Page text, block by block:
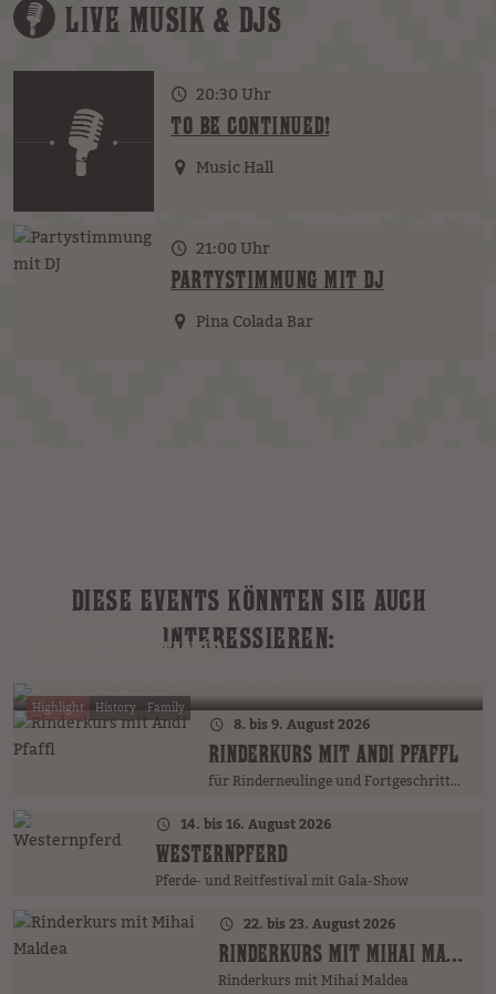
LIVE MUSIK & DJS
20:30 Uhr
TO BE CONTINUED!
Music Hall
21:00 Uhr
PARTYSTIMMUNG MIT DJ
Pina Colada Bar
DIESE EVENTS KÖNNTEN SIE AUCH
INTERESSIEREN:
31. Juli bis 9. August 2026
TAGE DER INDIANER
Indianische Kultur, Spirit und Tradition hautnah erleben
Highlight History Family
8. bis 9. August 2026
RINDERKURS MIT ANDI PFAFFL
für Rinderneulinge und Fortgeschrittene
14. bis 16. August 2026
WESTERNPFERD
Pferde- und Reitfestival mit Gala-Show
22. bis 23. August 2026
RINDERKURS MIT MIHAI MALDEA
Rinderkurs mit Mihai Maldea